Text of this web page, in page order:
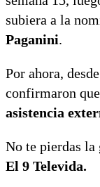
subiera a la
Paganini.
Por ahora,
confirmaron que
asistencia
No te pierdas la
El 9 Televida.